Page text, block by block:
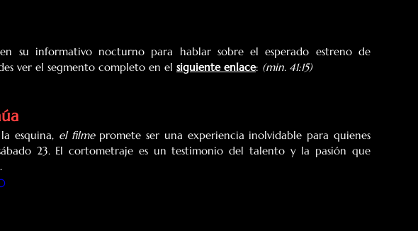
ver el segmento completo en el siguiente enlace: (min. 41:15)
esquina, el filme promete ser una experiencia inolvidable para quienes
23. El cortometraje es un testimonio del talento y la pasión que